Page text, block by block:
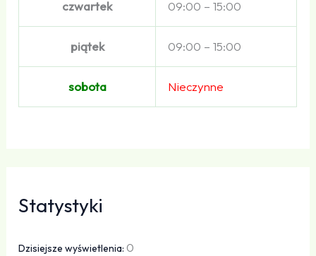
czwartek 09:00 – 15:00
piątek 09:00 – 15:00
sobota Nieczynne
Statystyki
Dzisiejsze wyświetlenia: 0